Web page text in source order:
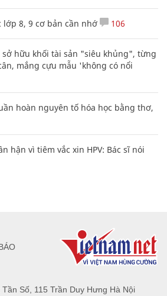
lớp 8, 9 cơ bản cần nhớ 106
sở hữu khối tài sản "siêu khủng", từng
mắng cựu mẫu 'không có nổi
hoàn nguyên tố hóa học bằng thơ,
hận vì tiêm vắc xin HPV: Bác sĩ nói
Số, 115 Trần Duy Hưng Hà Nội